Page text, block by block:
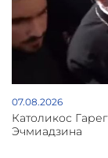
07.08.2026
Католикос
Эчмиадзина